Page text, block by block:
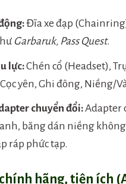
Đĩa xe đạp
Garbaruk, Pass Quest.
lực:Chén cổ (Headset),
yên, Ghi đông, Niềng/
chuyển đổi:Adapter
băng dán niềng
ráp phức tạp.
hãng, tiện ích